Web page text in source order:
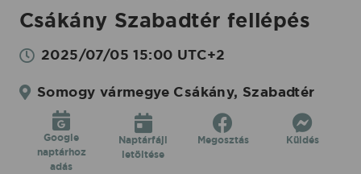
Csákány Szabadtér fellépés
2025/07/05 15:00 UTC+2
Somogy vármegye Csákány, Szabadtér
Google
naptárhoz
adás
Naptárfájl
letöltése
Megosztás Küldés